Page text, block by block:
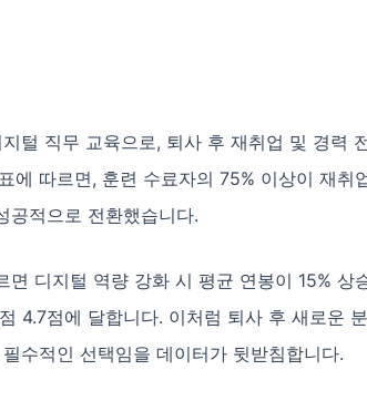
털 직무 교육으로, 퇴사 후 재취업 및 경력
에 따르면, 훈련 수료자의 75% 이상이 재취
공적으로 전환했습니다.
면 디지털 역량 강화 시 평균 연봉이 15% 상
4.7점에 달합니다. 이처럼 퇴사 후 새로운
수적인 선택임을 데이터가 뒷받침합니다.